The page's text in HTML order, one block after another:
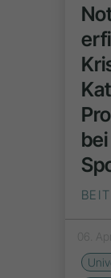
bei
06.